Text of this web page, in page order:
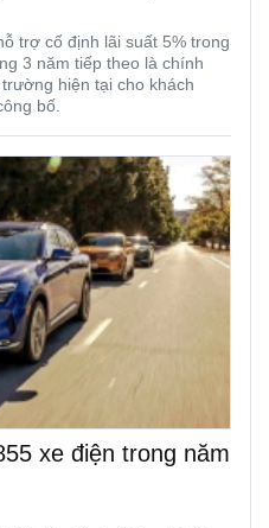
trợ cố định lãi suất 5% trong
3 năm tiếp theo là chính
hiện tại cho khách
bố.
xe điện trong năm